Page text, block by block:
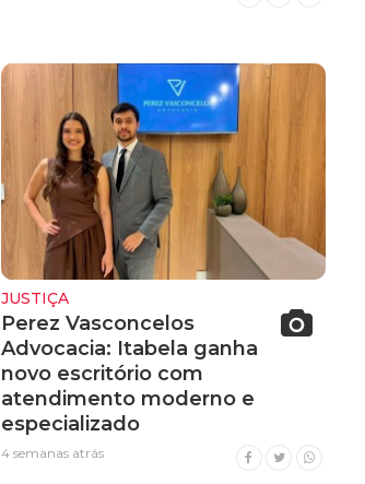
JUSTIÇA
Perez Vasconcelos
Advocacia: Itabela ganha
novo escritório com
atendimento moderno e
especializado
4 semanas atrás